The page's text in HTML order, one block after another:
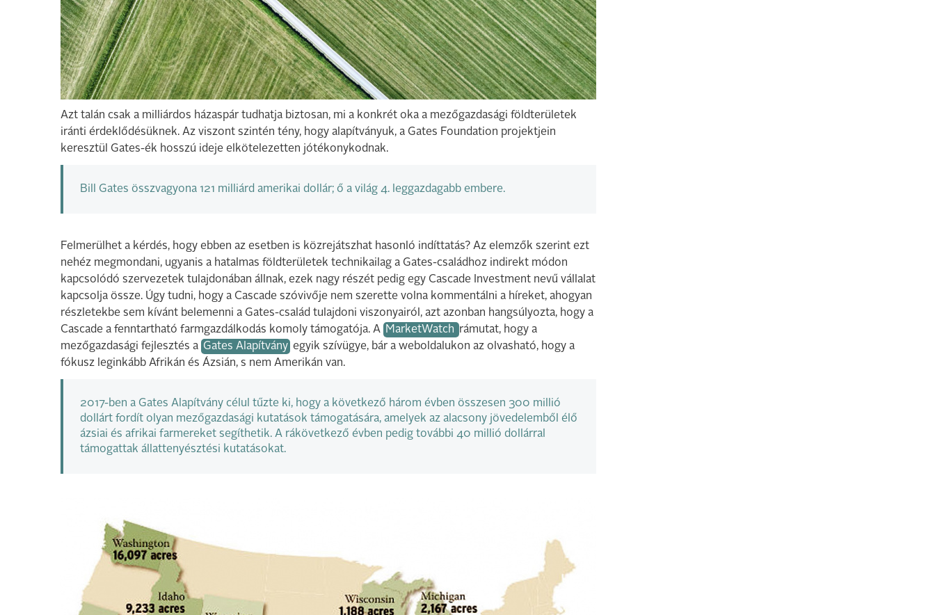
Azt talán csak a milliárdos házaspár tudhatja biztosan, mi a konkrét oka a mezőgazdasági földterületek
iránti érdeklődésüknek. Az viszont szintén tény, hogy alapítványuk, a Gates Foundation projektjein
keresztül Gates-ék hosszú ideje elkötelezetten jótékonykodnak.
Bill Gates összvagyona 121 milliárd amerikai dollár; ő a világ 4. leggazdagabb embere.
Felmerülhet a kérdés, hogy ebben az esetben is közrejátszhat hasonló indíttatás? Az elemzők szerint ezt
nehéz megmondani, ugyanis a hatalmas földterületek technikailag a Gates-családhoz indirekt módon
kapcsolódó szervezetek tulajdonában állnak, ezek nagy részét pedig egy Cascade Investment nevű vállalat
kapcsolja össze. Úgy tudni, hogy a Cascade szóvivője nem szerette volna kommentálni a híreket, ahogyan
részletekbe sem kívánt belemenni a Gates-család tulajdoni viszonyairól, azt azonban hangsúlyozta, hogy a
Cascade a fenntartható farmgazdálkodás komoly támogatója. A
MarketWatch rámutat, hogy a
mezőgazdasági fejlesztés a Gates Alapítvány egyik szívügye, bár a weboldalukon az olvasható, hogy a
fókusz leginkább Afrikán és Ázsián, s nem Amerikán van.
2017-ben a Gates Alapítvány célul tűzte ki, hogy a következő három évben összesen 300 millió
dollárt fordít olyan mezőgazdasági kutatások támogatására, amelyek az alacsony jövedelemből élő
ázsiai és afrikai farmereket segíthetik. A rákövetkező évben pedig további 40 millió dollárral
támogattak állattenyésztési kutatásokat.